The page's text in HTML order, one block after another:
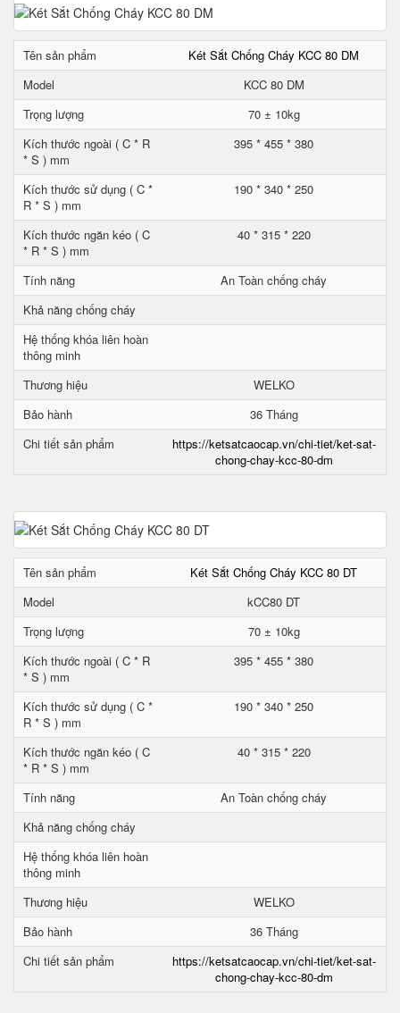
Tên sản phẩm
Két Sắt Chống Cháy KCC 80 DM
Model
KCC 80 DM
Trọng lượng
70 ± 10kg
Kích thước ngoài ( C * R
* S ) mm
395 * 455 * 380
Kích thước sử dụng ( C *
R * S ) mm
190 * 340 * 250
Kích thước ngăn kéo ( C
* R * S ) mm
40 * 315 * 220
Tính năng
An Toàn chống cháy
Khả năng chống cháy
Hệ thống khóa liên hoàn
thông minh
Thương hiệu
WELKO
Bảo hành
36 Tháng
Chi tiết sản phẩm
https://ketsatcaocap.vn/chi-tiet/ket-sat-
chong-chay-kcc-80-dm
Tên sản phẩm
Két Sắt Chống Cháy KCC 80 DT
Model
kCC80 DT
Trọng lượng
70 ± 10kg
Kích thước ngoài ( C * R
* S ) mm
395 * 455 * 380
Kích thước sử dụng ( C *
R * S ) mm
190 * 340 * 250
Kích thước ngăn kéo ( C
* R * S ) mm
40 * 315 * 220
Tính năng
An Toàn chống cháy
Khả năng chống cháy
Hệ thống khóa liên hoàn
thông minh
Thương hiệu
WELKO
Bảo hành
36 Tháng
Chi tiết sản phẩm
https://ketsatcaocap.vn/chi-tiet/ket-sat-
chong-chay-kcc-80-dm